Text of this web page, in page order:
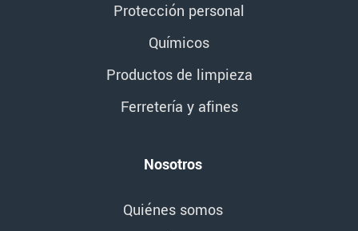
Protección personal
Químicos
Productos de limpieza
Ferretería y afines
Nosotros
Quiénes somos